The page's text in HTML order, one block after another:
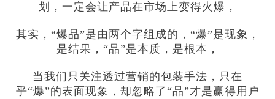
划，一定会让产品在市场上变得火爆，
其实，“爆品”是由两个字组成的，“爆”是现象，
是结果，“品”是本质，是根本，
当我们只关注透过营销的包装手法，只在
乎“爆”的表面现象，却忽略了“品”才是赢得用户